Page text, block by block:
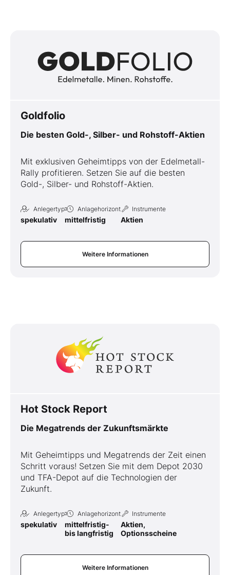
Goldfolio
Die besten Gold-, Silber- und Rohstoff-Aktien
Mit exklusiven Geheimtipps von der Edelmetall-
Rally profitieren. Setzen Sie auf die besten
Gold-, Silber- und Rohstoff-Aktien.
Anlegertyp
spekulativ
Anlagehorizont
mittelfristig
Instrumente
Aktien
Weitere Informationen
Hot Stock Report
Die Megatrends der Zukunftsmärkte
Mit Geheimtipps und Megatrends der Zeit einen
Schritt voraus! Setzen Sie mit dem Depot 2030
und TFA-Depot auf die Technologien der
Zukunft.
Anlegertyp
spekulativ
Anlagehorizont
mittelfristig-
bis langfristig
Instrumente
Aktien,
Optionsscheine
Weitere Informationen